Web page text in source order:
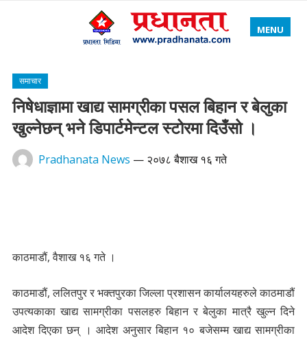
MENU
समाचार
निषेधाज्ञामा खाद्य सामग्रीका पसल बिहान र बेलुका
खुल्नेछन् भने डिपार्टमेन्टल स्टोरमा दिउँसो ।
Pradhanata News — २०७८ बैशाख १६ गते
काठमाडौं, वैशाख १६ गते ।
काठमाडौं, ललितपुर र भक्तपुरका जिल्ला प्रशासन कार्यालयहरुले काठमाडौं
उपत्यकाका खाद्य सामग्रीका पसलहरु बिहान र बेलुका मात्रै खुल्न दिने
आदेश दिएका छन् । आदेश अनुसार बिहान १० बजेसम्म खाद्य सामग्रीका